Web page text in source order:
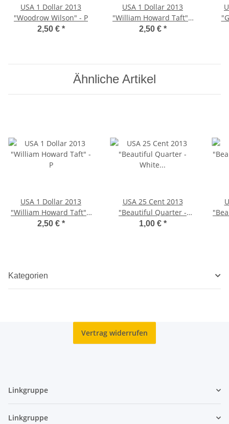
USA 1 Dollar 2013
"Woodrow Wilson" - P
2,50 € *
USA 1 Dollar 2013
"William Howard Taft" -
P
2,50 € *
Ähnliche Artikel
USA 1 Dollar 2013
"William Howard Taft" -
P
2,50 € *
USA 25 Cent 2013
"Beautiful Quarter -
White Mountain" - P
1,00 € *
Kategorien
Vertrag widerrufen
Linkgruppe
Linkgruppe